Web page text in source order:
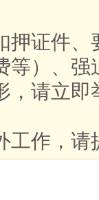
押证件
等）、
，请立
工作，